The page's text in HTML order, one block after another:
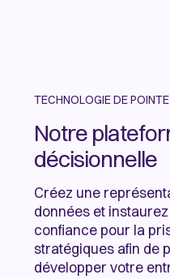
TECHNOLOGIE DE POINTE
Notre
décisionnelle
Créez une
données et
confiance pour la
stratégiques afin de
développer votre